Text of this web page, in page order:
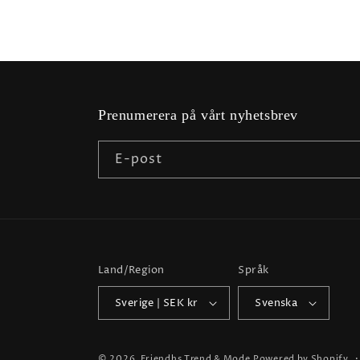
Prenumerera på vårt nyhetsbrev
E-post
Land/Region
Sverige | SEK kr
Språk
Svenska